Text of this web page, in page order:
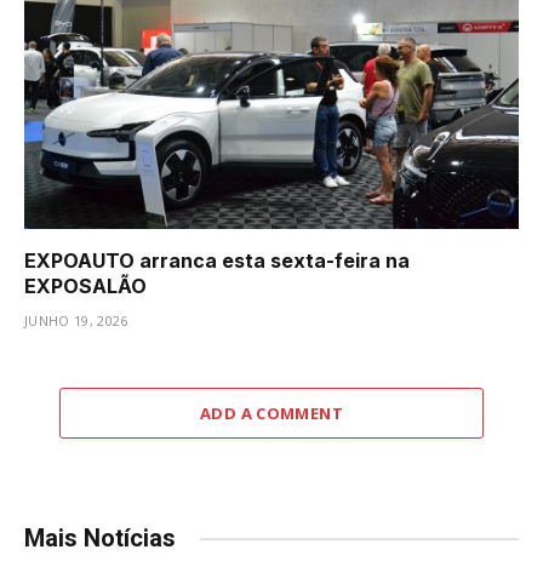
EXPOAUTO arranca esta sexta-feira na
EXPOSALÃO
JUNHO 19, 2026
ADD A COMMENT
Mais Notícias